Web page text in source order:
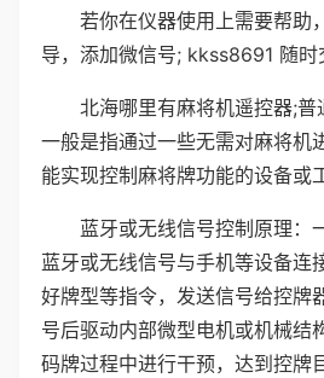
若你在仪器使用上需要帮助
导，添加微信号; kkss8691 随时
北海哪里有麻将机遥控器;
一般是指通过一些无需对麻将机
能实现控制麻将牌功能的设备或
蓝牙或无线信号控制原理：
蓝牙或无线信号与手机等设备连
好牌型等指令，发送信号给控牌
号后驱动内部微型电机或机械结
码牌过程中进行干预，达到控牌